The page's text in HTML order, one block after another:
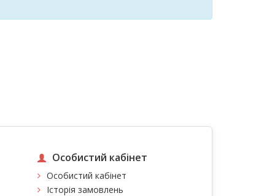
Особистий кабінет
Особистий кабінет
Історія замовлень